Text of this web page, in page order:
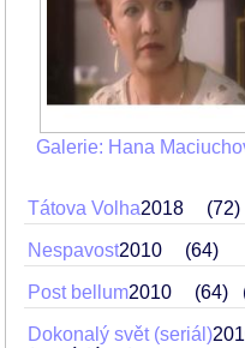
Galerie: Hana
Tátova Volha2018 72
Nespavost2010 64
Post bellum2010 64
Dokonalý svět (seriál)